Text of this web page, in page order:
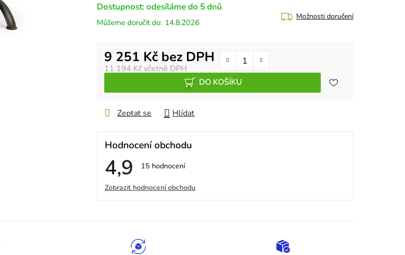
Dostupnost: odesíláme do 5 dnů
14.8.2026
Možnosti doručení
11 194 Kčvčetně DPH
9 251 Kč bez DPH
Měrná cena:
DO KOŠÍKU
Zeptat se Hlídat
Hodnocení obchodu
4,9 Průměrné
obchodu
je
4,9
hvězdiček.
15 hodnocení
V
ý
p
Zobrazit hodnocení obchodu